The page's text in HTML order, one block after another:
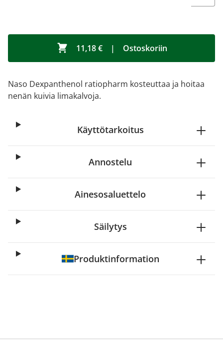
11,18 € | Ostoskoriin
Naso Dexpanthenol ratiopharm kosteuttaa ja hoitaa
nenän kuivia limakalvoja.
Käyttötarkoitus
Annostelu
Ainesosaluettelo
Säilytys
Produktinformation